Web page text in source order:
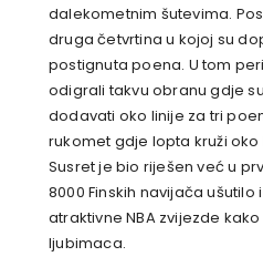
dalekometnim šutevima.
druga četvrtina u kojoj su
postignuta poena. U tom
odigrali takvu obranu gdje
dodavati oko linije za tri
rukomet gdje lopta kruži
Susret je bio riješen već u
8000 Finskih navijača
atraktivne NBA zvijezde
ljubimaca.